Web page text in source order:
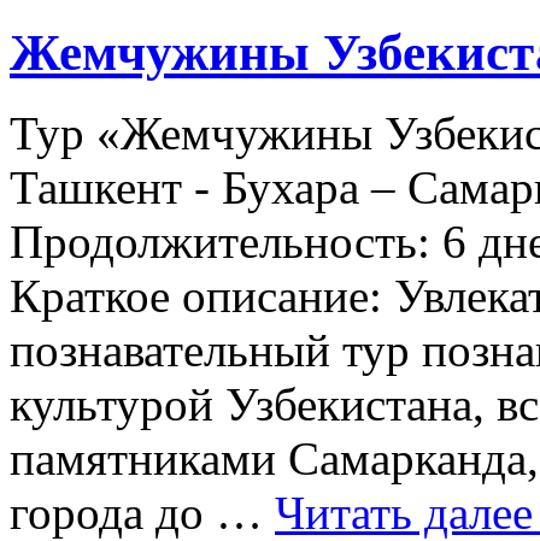
Жемчужины
Тур «Жемчужины
Ташкент - Бухара –
Продолжительность: 6
Краткое описание:
познавательный тур
культурой Узбекистана,
памятниками
города до … Читать